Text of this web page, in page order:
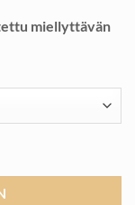
miellyttävän